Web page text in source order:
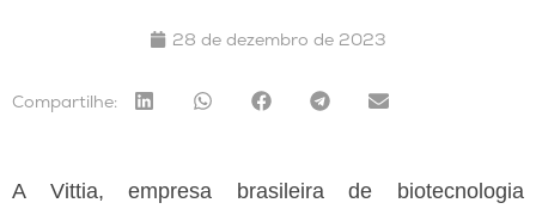
28 de dezembro de 2023
Compartilhe:
A Vittia, empresa brasileira de biotecnologia